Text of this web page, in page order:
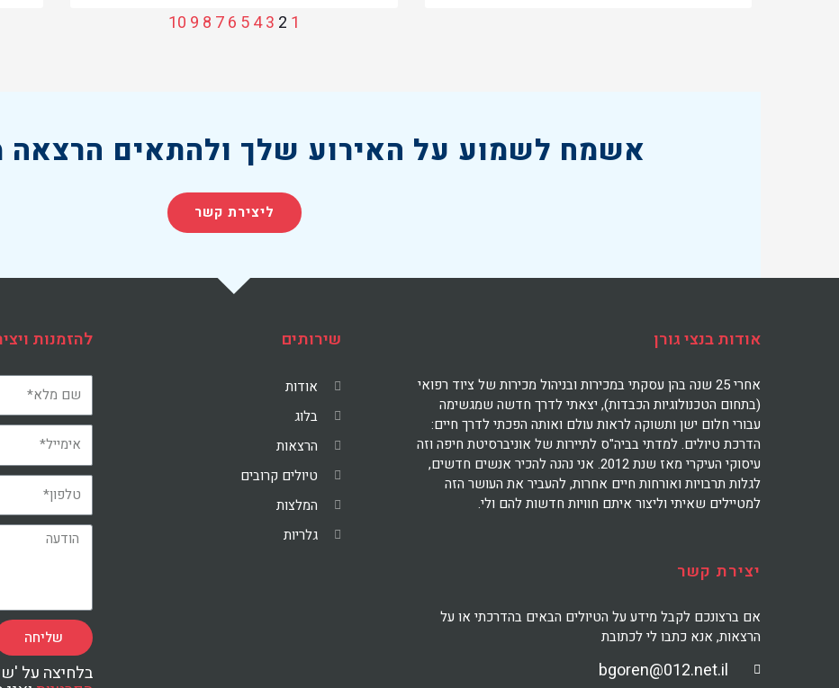
1
2
3
4
5
6
7
8
9
10
אשמח לשמוע על האירוע שלך ולהתאים הרצאה
ליצירת קשר
אודות בנצי גורן
אחרי 25 שנה בהן עסקתי במכירות ובניהול מכירות של ציוד רפואי
(בתחום הטכנולוגיות הכבדות), יצאתי לדרך חדשה שמגשימה
עבורי חלום ישן ותשוקה לראות עולם ואותה הפכתי לדרך חיים:
הדרכת טיולים. למדתי בביה"ס לתיירות של אוניברסיטת חיפה וזה
עיסוקי העיקרי מאז שנת 2012. אני נהנה להכיר אנשים חדשים,
לגלות תרבויות ואורחות חיים אחרות, להעביר את העושר הזה
למטיילים שאיתי וליצור איתם חוויות חדשות להם ולי.
יצירת קשר
אם ברצונכם לקבל מידע על הטיולים הבאים בהדרכתי או על
הרצאות, אנא כתבו לי לכתובת
שירותים
אודות
בלוג
הרצאות
טיולים קרובים
המלצות
גלריות
להזמנות
שליחה
בלחיצה על